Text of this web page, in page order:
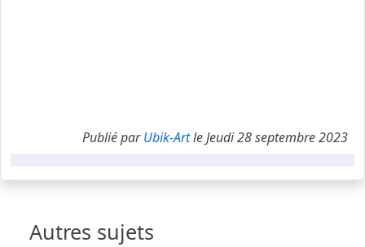
Publié parUbik-Artle Jeudi 28 septembre 2023
Autres sujets